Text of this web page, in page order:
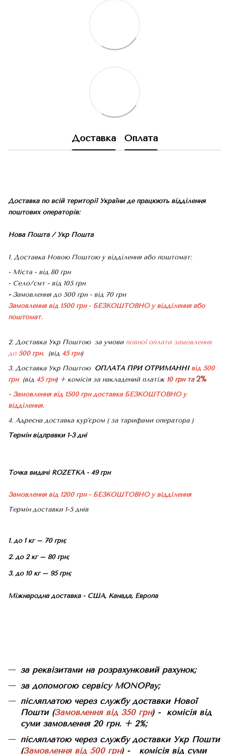
Доставка Оплата
Доставка по всій території України де працюють відділення
поштових операторів:
Нова Пошта / Укр Пошта
1. Доставка Новою Поштою у відділення або поштомат:
- Міста - від 80 грн
- Село/смт - від 105 грн
-Замовлення до 500 грн - від 70 грн
Замовлення від 1500 грн - БЕЗКОШТОВНО у відділення або
поштомат.
2. Доставка Укр Поштою за умови повної оплати замовлення
до 500 грн. (від 45 грн)
3. Доставка Укр ПоштоюОПЛАТА ПРИ ОТРИМАННІ від 500
грн (від 45 грн) + комісія за накладений платіж 10 грн та 2%
- Замовлення від 1500 грн доставка БЕЗКОШТОВНО у
відділення.
4. Адресна доставка кур'єром ( за тарифами оператора )
Термін відправки 1-3 дні
Точка видачі ROZETKA - 49 грн
Замовлення від 1200 грн - БЕЗКОШТОВНО у відділення
Термін доставки 1-5 днів
1. до 1 кг – 70 грн;
2. до 2 кг – 80 грн;
3. до 10 кг – 95 грн;
Міжнародна доставка - США, Канада, Европа
за реквізитами на розрахунковий рахунок;
за допомогою сервісу MONOPay;
післяплатою через службу доставки Нової
Пошти (Замовлення від 350 грн) - комісія від
суми замовлення 20 грн. + 2%;
післяплатою через службу доставки Укр Пошти
(Замовлення від 500 грн) - комісія від суми